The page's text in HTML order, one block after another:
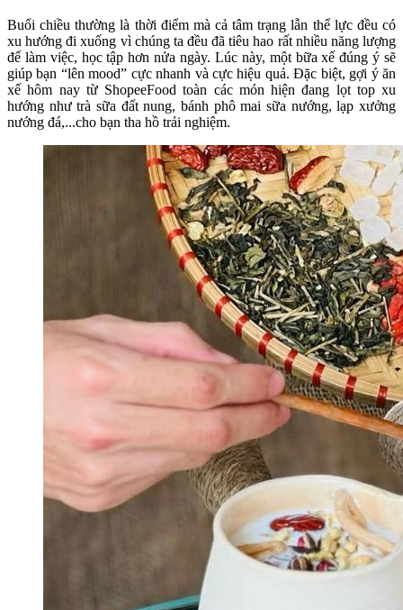
Buổi chiều thường là thời điểm mà cả tâm trạng lẫn thể lực đều có
xu hướng đi xuống vì chúng ta đều đã tiêu hao rất nhiều năng lượng
để làm việc, học tập hơn nửa ngày. Lúc này, một bữa xế đúng ý sẽ
giúp bạn “lên mood” cực nhanh và cực hiệu quả. Đặc biệt, gợi ý ăn
xế hôm nay từ ShopeeFood toàn các món hiện đang lọt top xu
hướng như trà sữa đất nung, bánh phô mai sữa nướng, lạp xưởng
nướng đá,...cho bạn tha hồ trải nghiệm.